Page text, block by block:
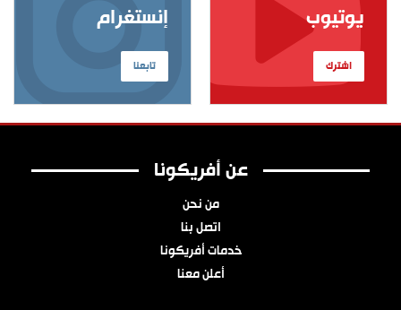
إنستغرام
تابعنا
يوتيوب
اشترك
عن أفريكونا
من نحن
اتصل بنا
خدمات أفريكونا
أعلن معنا